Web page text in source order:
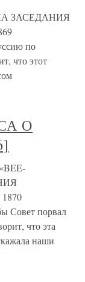
ЗАСЕДАНИЯ
по
что этот
О
Совет порвал
что эта
наши